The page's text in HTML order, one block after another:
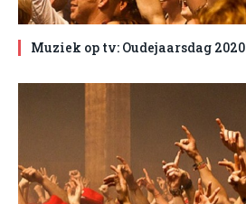
Muziek op tv: Oudejaarsdag 2020